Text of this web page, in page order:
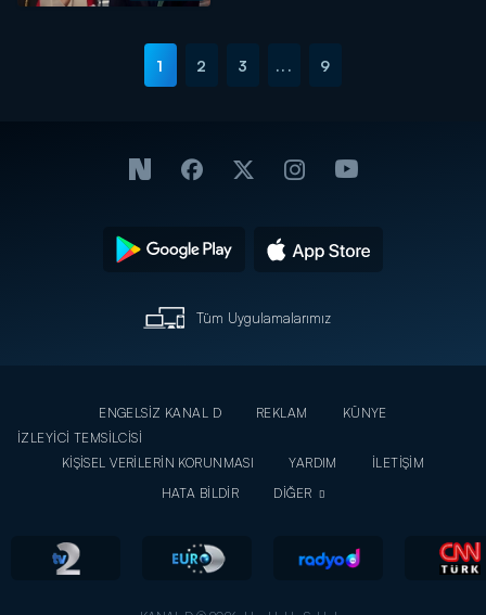
1 2 3 ... 9
Tüm Uygulamalarımız
ENGELSİZ KANAL D REKLAM
KÜNYE
İZLEYİCİ TEMSİLCİSİ
KİŞİSEL VERİLERİN KORUNMASI
YARDIM
İLETİŞİM
HATA BİLDİR
DİĞER